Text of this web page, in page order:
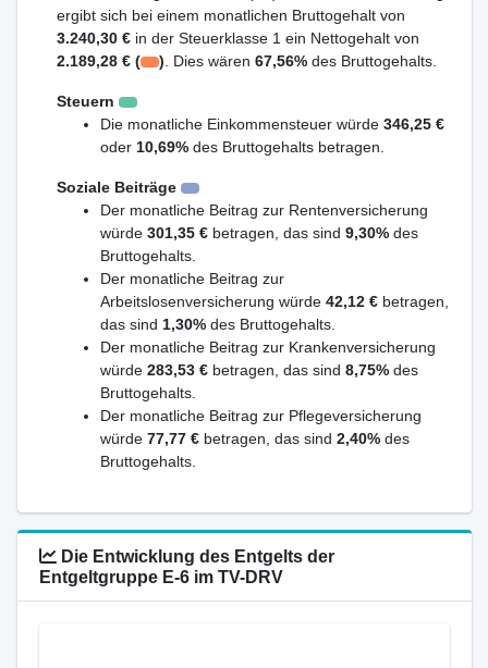
ergibt sich bei einem monatlichen Bruttogehalt von
3.240,30 € in der Steuerklasse 1 ein Nettogehalt von
2.189,28 € (
) . Dies wären67,56% des Bruttogehalts.
Steuern
Die monatliche Einkommensteuer würde 346,25 €
oder 10,69% des Bruttogehalts betragen.
Soziale Beiträge
Der monatliche Beitrag zur Rentenversicherung
würde 301,35 € betragen, das sind 9,30% des
Bruttogehalts.
Der monatliche Beitrag zur
Arbeitslosenversicherung würde 42,12 € betragen,
das sind 1,30% des Bruttogehalts.
Der monatliche Beitrag zur Krankenversicherung
würde 283,53 € betragen, das sind 8,75% des
Bruttogehalts.
Der monatliche Beitrag zur Pflegeversicherung
würde 77,77 € betragen, das sind 2,40% des
Bruttogehalts.
Die Entwicklung des Entgelts der
Entgeltgruppe E-6 im TV-DRV